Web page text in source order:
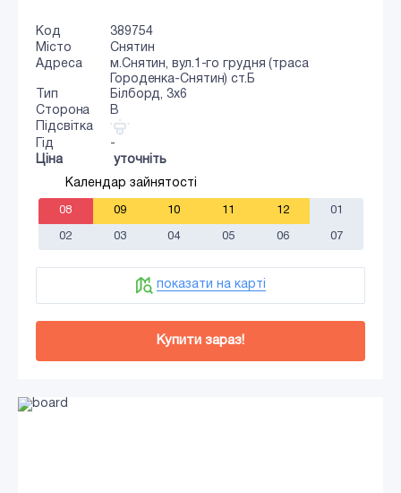
Код
389754
Місто
Снятин
Адреса
м.Снятин, вул.1-го грудня (траса
Городенка-Снятин) ст.Б
Тип
Білборд, 3х6
Сторона
B
Підсвітка
Гід
-
Ціна
уточніть
Календар зайнятості
08 09 10 11 12 01
02 03 04 05 06 07
показати на карті
Купити зараз!